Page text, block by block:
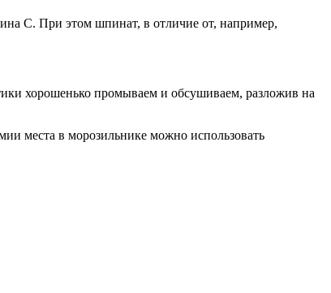
С. При этом шпинат, в отличие от, например,
хорошенько промываем и обсушиваем, разложив на
места в морозильнике можно использовать